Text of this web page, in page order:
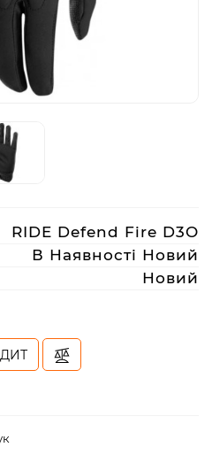
RIDE Defend Fire D3O
В Наявності Новий
Новий